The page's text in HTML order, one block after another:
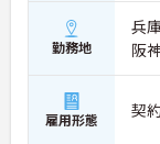
勤務地
兵
阪
雇用形態 契